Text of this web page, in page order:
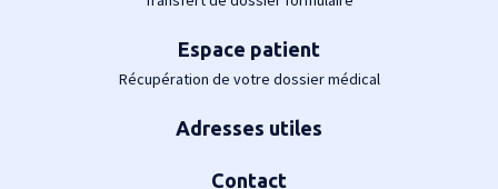
Espace patient
Récupération de votre dossier médical
Adresses utiles
Contact